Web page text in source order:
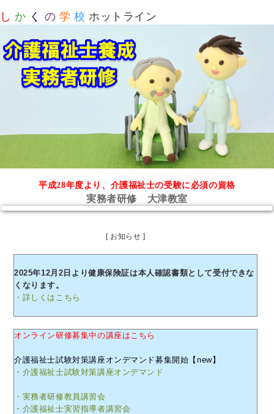
し か く の 学 校 ホットライン
平成28年度より、介護福祉士の受験に必須の資格
実務者研修 大津教室
[ お知らせ ]
2025年12月2日より健康保険証は本人確認書類として受付できな
くなります。
・詳しくはこちら
オンライン研修募集中の講座はこちら
介護福祉士試験対策講座オンデマンド募集開始【new】
・介護福祉士試験対策講座オンデマンド
・実務者研修教員講習会
・介護福祉士実習指導者講習会